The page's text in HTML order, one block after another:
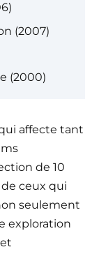
(2007)
(2000)
affecte tant
de 10
ceux qui
seulement
exploration